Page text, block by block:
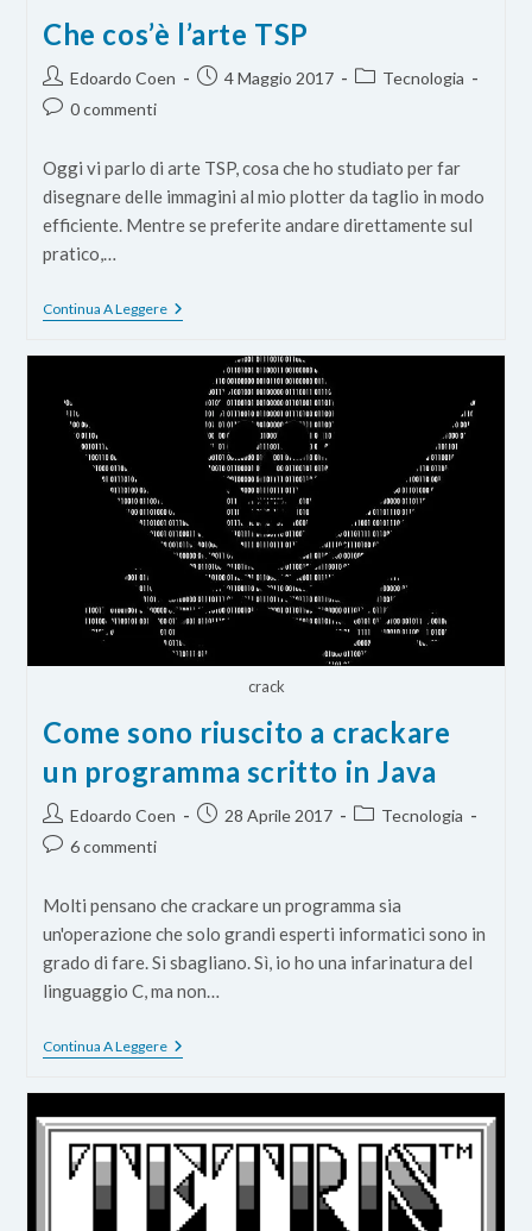
Che cos’è l’arte TSP
Autore
dell'articolo:
Edoardo Coen
Articolo4 Maggio 2017
Categoria
Tecnologia
Commenti
0 commenti
Oggi vi parlo di arte TSP, cosa che ho studiato per far
disegnare delle immagini al mio plotter da taglio in modo
efficiente. Mentre se preferite andare direttamente sul
pratico,…
Continua A LeggereChe
Cos’è
crack
Come sono riuscito a crackare
un programma scritto in Java
Autore
dell'articolo:
Edoardo Coen
Articolo28 Aprile 2017
Categoria
Tecnologia
Commenti
6 commenti
Molti pensano che crackare un programma sia
un'operazione che solo grandi esperti informatici sono in
grado di fare. Si sbagliano. Sì, io ho una infarinatura del
linguaggio C, ma non…
Continua A LeggereCome
Sono
Crackare
Un
Programma
Scritto
In
Java